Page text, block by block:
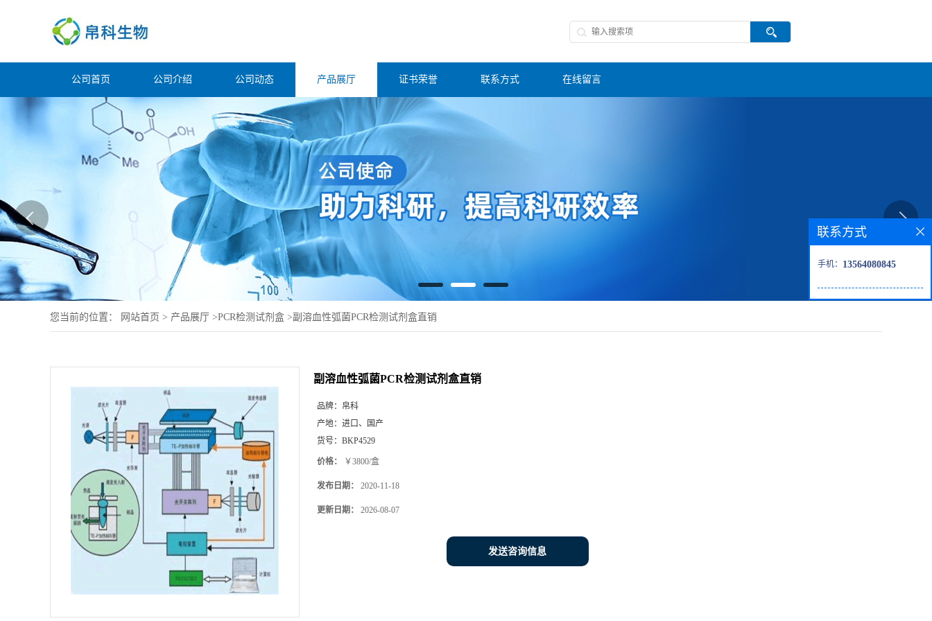
公司首页 公司介绍 公司动态 产品展厅 证书荣誉 联系方式 在线留言
您当前的位置： 网站首页 > 产品展厅 >PCR检测试剂盒 >副溶血性弧菌PCR检测试剂盒直销
副溶血性弧菌PCR检测试剂盒直销
品牌： 帛科
产地： 进口、国产
货号： BKP4529
价格： ￥3800/盒
发布日期： 2020-11-18
更新日期： 2026-08-07
发送咨询信息
联系方式
手机： 13564080845